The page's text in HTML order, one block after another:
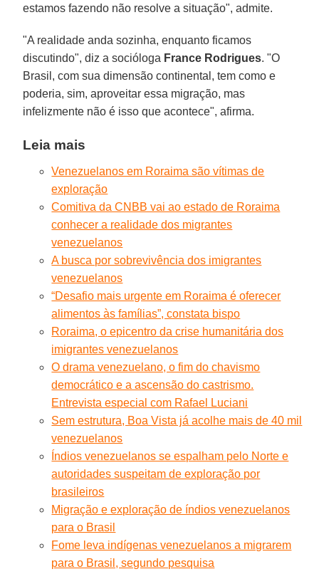
estamos fazendo não resolve a situação", admite.
"A realidade anda sozinha, enquanto ficamos
discutindo", diz a socióloga France Rodrigues. "O
Brasil, com sua dimensão continental, tem como e
poderia, sim, aproveitar essa migração, mas
infelizmente não é isso que acontece", afirma.
Leia mais
Venezuelanos em Roraima são vítimas de
exploração
Comitiva da CNBB vai ao estado de Roraima
conhecer a realidade dos migrantes
venezuelanos
A busca por sobrevivência dos imigrantes
venezuelanos
“Desafio mais urgente em Roraima é oferecer
alimentos às famílias”, constata bispo
Roraima, o epicentro da crise humanitária dos
imigrantes venezuelanos
O drama venezuelano, o fim do chavismo
democrático e a ascensão do castrismo.
Entrevista especial com Rafael Luciani
Sem estrutura, Boa Vista já acolhe mais de 40 mil
venezuelanos
Índios venezuelanos se espalham pelo Norte e
autoridades suspeitam de exploração por
brasileiros
Migração e exploração de índios venezuelanos
para o Brasil
Fome leva indígenas venezuelanos a migrarem
para o Brasil, segundo pesquisa